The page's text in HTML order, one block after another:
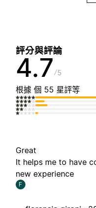
評分與評論
4.7 5
根據 個 55 星評等
Great
It helps me to have
new experience
F